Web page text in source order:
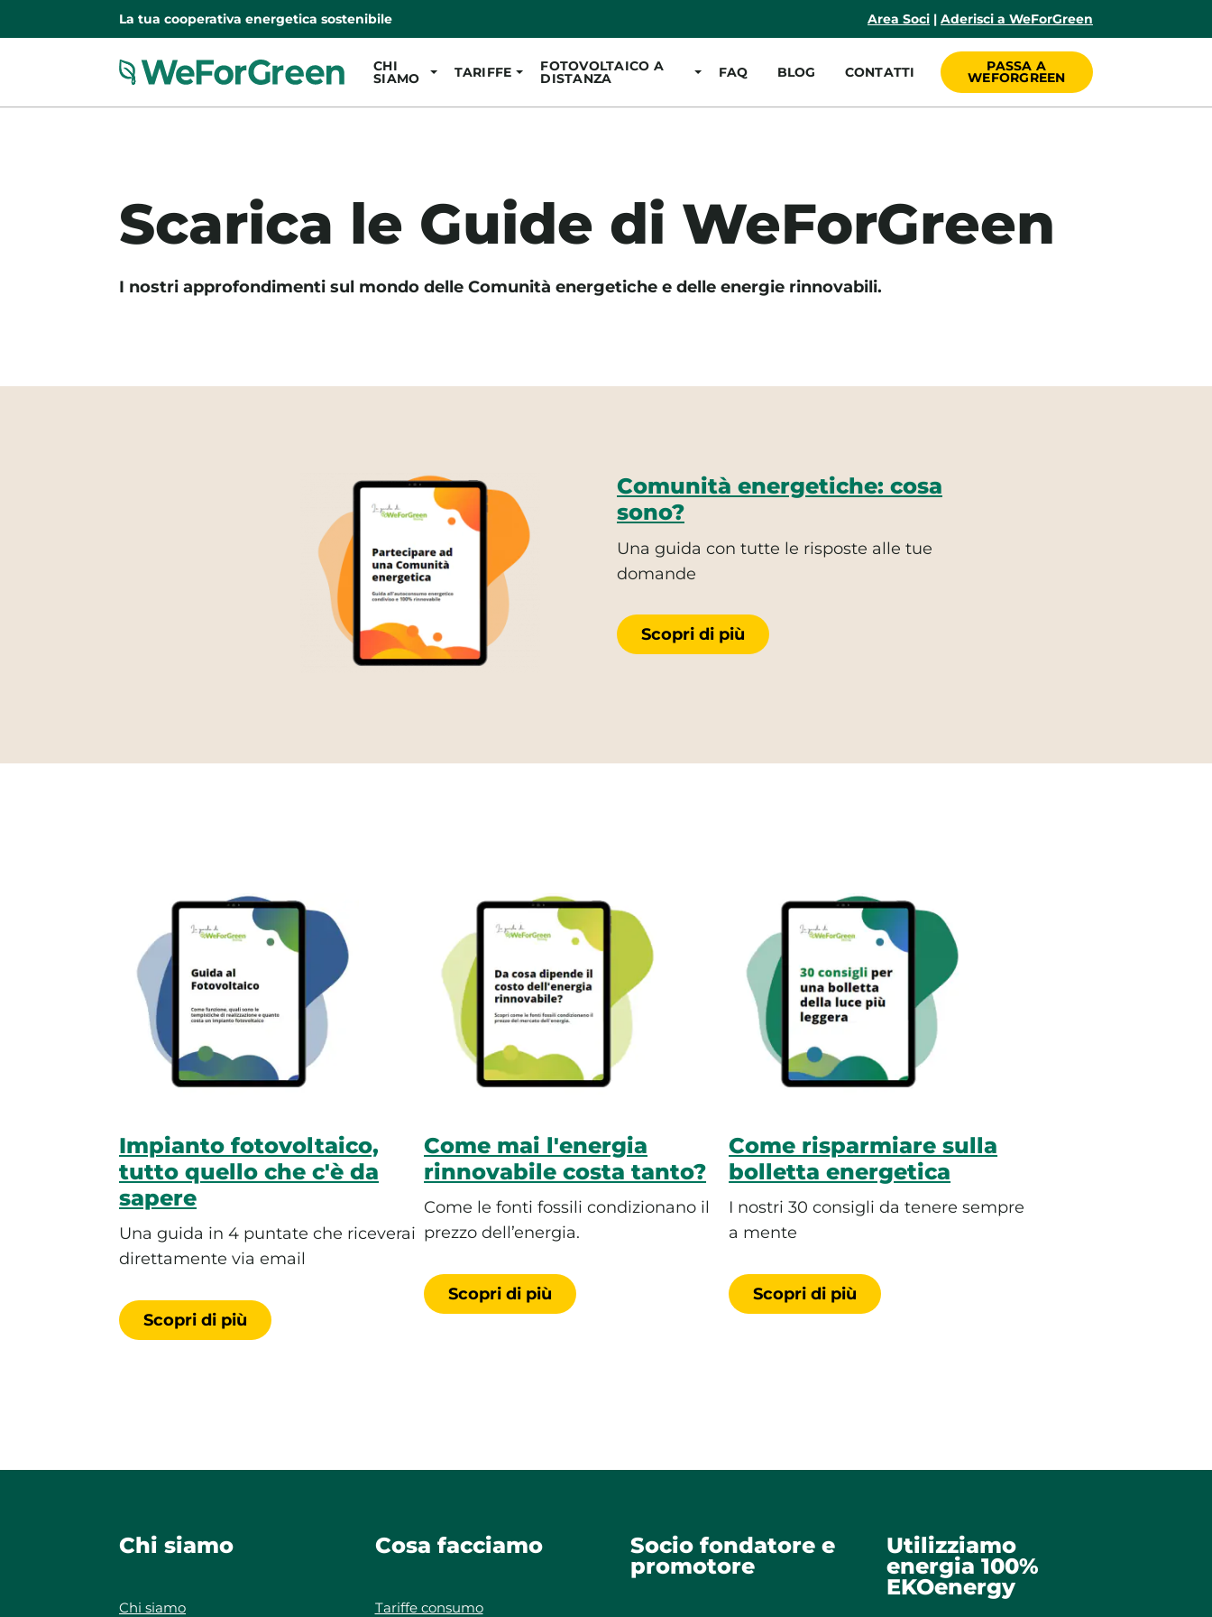
La tua cooperativa energetica sostenibile Area Soci | Aderisci a WeForGreen
CHI
SIAMO TARIFFE FOTOVOLTAICO A
DISTANZA FAQ BLOG CONTATTI
PASSA A
WEFORGREEN
Scarica le Guide di WeForGreen
I nostri approfondimenti sul mondo delle Comunità energetiche e delle energie rinnovabili.
Comunità energetiche: cosa
sono?
Una guida con tutte le risposte alle tue
domande
Scopri di più
Impianto fotovoltaico,
tutto quello che c'è da
sapere
Una guida in 4 puntate che riceverai
direttamente via email
Scopri di più
Come mai l'energia
rinnovabile costa tanto?
Come le fonti fossili condizionano il
prezzo dell’energia.
Scopri di più
Come risparmiare sulla
bolletta energetica
I nostri 30 consigli da tenere sempre
a mente
Scopri di più
Chi siamo
Chi siamo
Cosa facciamo
Tariffe consumo
Socio fondatore e
promotore
Utilizziamo
energia 100%
EKOenergy